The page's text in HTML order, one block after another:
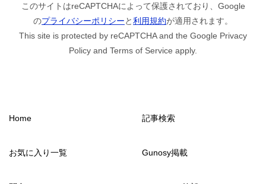
このサイトはreCAPTCHAによって保護されており、Google
のプライバシーポリシーと利用規約が適用されます。
This site is protected by reCAPTCHA and the Google Privacy
Policy and Terms of Service apply.
Home 記事検索
お気に入り一覧 Gunosy掲載